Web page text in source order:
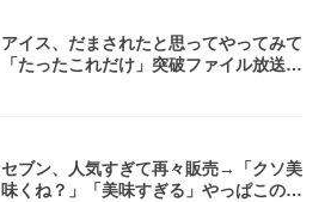
アイス、だまされたと思ってやってみて
「たったこれだけ」突破ファイル放送で
セブン、人気すぎて再々販売→「クソ美
味くね？」「美味すぎる」やっぱこのク